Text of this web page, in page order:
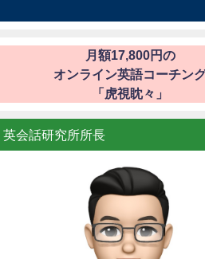
月額17,800円の
オンライン英語コーチン
「虎視眈々」
英会話研究所所長